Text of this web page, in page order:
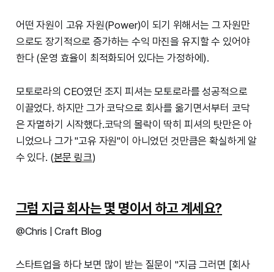
어떤 자원이 고유 자원(Power)이 되기 위해서는 그 자원만
으로도 장기적으로 증가하는 수익 마진을 유지할 수 있어야
한다 (운영 효율이 최적화되어 있다는 가정하에).
모토로라의 CEO였던 조지 피셔는 모토로라를 성공적으로
이끌었다. 하지만 그가 코닥으로 회사를 옮기면서부터 코닥
은 자멸하기 시작했다.코닥의 몰락이 딱히 피셔의 탓만은 아
니었으나 그가 "고유 자원"이 아니었던 것만큼은 확실하게 알
수 있다. (본문 링크)
그럼 지금 회사는 몇 명이서 하고 계세요?
@Chris | Craft Blog
스타트업을 하다 보면 많이 받는 질문이 "지금 그러면 [회사